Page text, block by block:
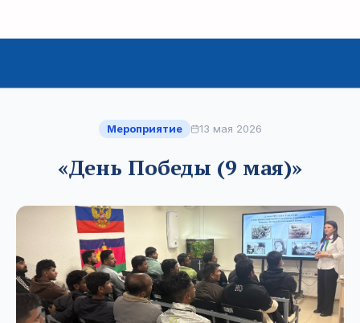
Мероприятие 13 мая 2026
«День Победы (9 мая)»